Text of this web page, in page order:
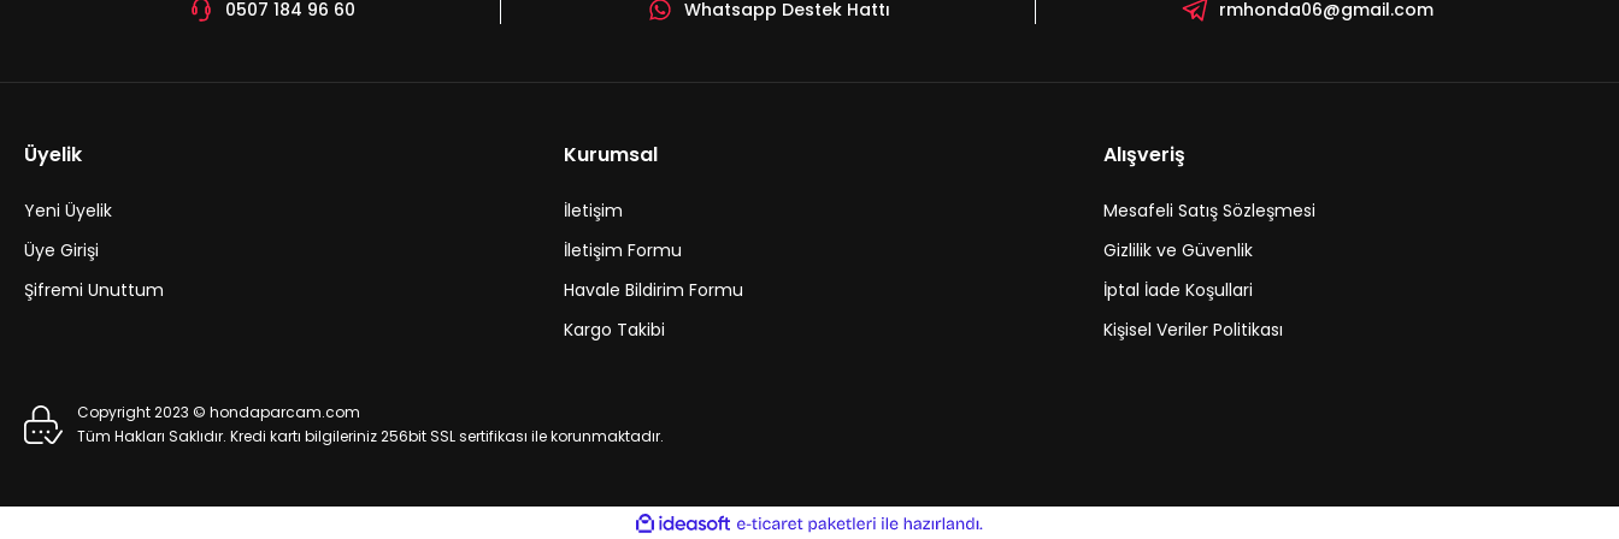
Npe Bakım Seti Honda Civic 2007-2011 Fd6 (Eneos 5w30,Japon Yağ Filtresi,Npe Hava ve Polen Filtresi)
3.150,00 TL
0507 184 96 60 Whatsapp Destek Hattı rmhonda06@gmail.com
Üyelik
Yeni Üyelik
Üye Girişi
Şifremi Unuttum
Kurumsal
İletişim
İletişim Formu
Havale Bildirim Formu
Kargo Takibi
Alışveriş
Mesafeli Satış Sözleşmesi
Gizlilik ve Güvenlik
İptal İade Koşullari
Kişisel Veriler Politikası
Copyright 2023 © hondaparcam.com
Tüm Hakları Saklıdır. Kredi kartı bilgileriniz 256bit SSL sertifikası ile korunmaktadır.
ideasoft
e-